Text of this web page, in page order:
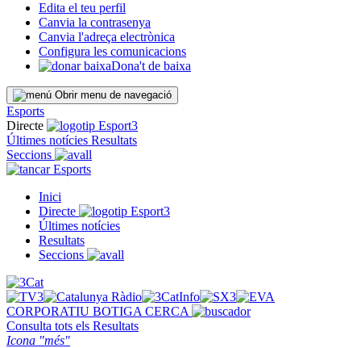
Edita el teu perfil
Canvia la contrasenya
Canvia l'adreça electrònica
Configura les comunicacions
Dona't de baixa
Obrir menu de navegació
Esports
Directe
Últimes notícies Resultats
Seccions
Esports
Inici
Directe
Últimes notícies
Resultats
Seccions
CORPORATIU BOTIGA CERCA
Consulta tots els Resultats
Icona "més"